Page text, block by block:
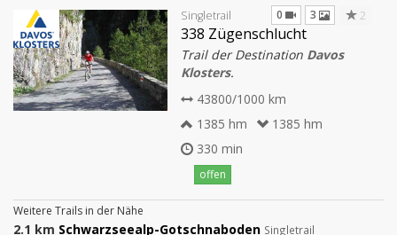
Singletrail 0 3 2
338 Zügenschlucht
Trail der Destination Davos
Klosters.
43800/1000 km
1385 hm
1385 hm
330 min
offen
Weitere Trails in der Nähe
2.1 km Schwarzseealp-Gotschnaboden Singletrail